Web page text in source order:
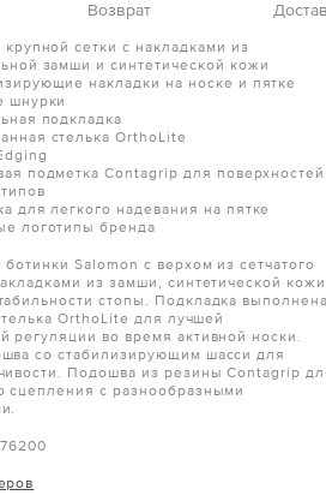
Возврат
крупной сетки с накладками из
замши и синтетической кожи
накладки на носке и пятке
шнурки
подкладка
стелька OrthoLite
подметка Contagrip для поверхностей
для легкого надевания на пятке
логотипы бренда
Salomon с верхом из сетчатого
из замши, синтетической
стопы. Подкладка выполнена
OrthoLite для лучшей
регуляции во время активной носки.
со стабилизирующим шасси для
Подошва из резины Contagrip
сцепления с разнообразными